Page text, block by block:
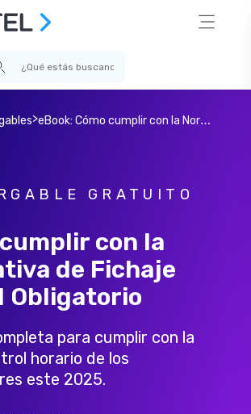
> e
Book: Cómo cumplir con la Normativa de Fichaje Digital Obligatorio
GRATUITO
con la
de Fichaje
Obligatorio
para cumplir con la
horario de los
este 2025.